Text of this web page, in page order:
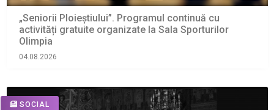
„Seniorii Ploieștiului”. Programul continuă cu
activități gratuite organizate la Sala Sporturilor
Olimpia
04.08.2026
SOCIAL